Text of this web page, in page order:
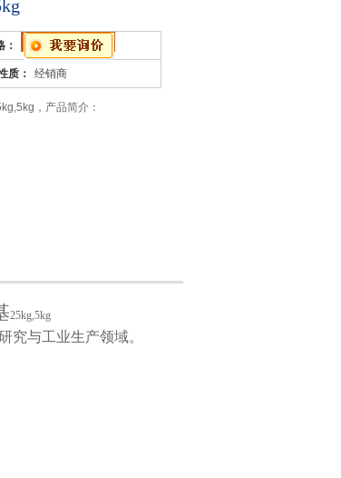
质： 经销商
，产品简介：
25kg,5kg
究与工业生产领域。